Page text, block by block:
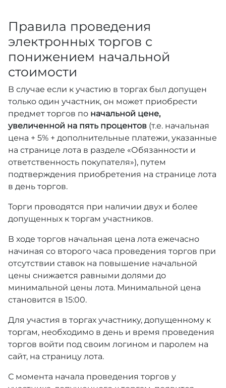
Правила проведения
электронных торгов с
понижением начальной
стоимости
В случае если к участию в торгах был допущен
только один участник, он может приобрести
предмет торгов по начальной цене,
увеличенной на пять процентов (т.е. начальная
цена + 5% + дополнительные платежи, указанные
на странице лота в разделе «Обязанности и
ответственность покупателя»), путем
подтверждения приобретения на странице лота
в день торгов.
Торги проводятся при наличии двух и более
допущенных к торгам участников.
В ходе торгов начальная цена лота ежечасно
начиная со второго часа проведения торгов при
отсутствии ставок на повышение начальной
цены снижается равными долями до
минимальной цены лота. Минимальной цена
становится в 15:00.
Для участия в торгах участнику, допущенному к
торгам, необходимо в день и время проведения
торгов войти под своим логином и паролем на
сайт, на страницу лота.
С момента начала проведения торгов у